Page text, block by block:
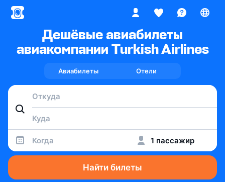
Дешёвые авиабилеты
авиакомпании Turkish Airlines
Авиабилеты Отели
Когда 1 пассажир
Найти билеты